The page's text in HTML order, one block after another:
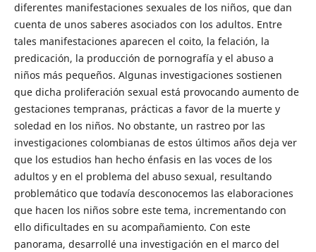
diferentes manifestaciones sexuales de los niños, que dan
cuenta de unos saberes asociados con los adultos. Entre
tales manifestaciones aparecen el coito, la felación, la
predicación, la producción de pornografía y el abuso a
niños más pequeños. Algunas investigaciones sostienen
que dicha proliferación sexual está provocando aumento de
gestaciones tempranas, prácticas a favor de la muerte y
soledad en los niños. No obstante, un rastreo por las
investigaciones colombianas de estos últimos años deja ver
que los estudios han hecho énfasis en las voces de los
adultos y en el problema del abuso sexual, resultando
problemático que todavía desconocemos las elaboraciones
que hacen los niños sobre este tema, incrementando con
ello dificultades en su acompañamiento. Con este
panorama, desarrollé una investigación en el marco del